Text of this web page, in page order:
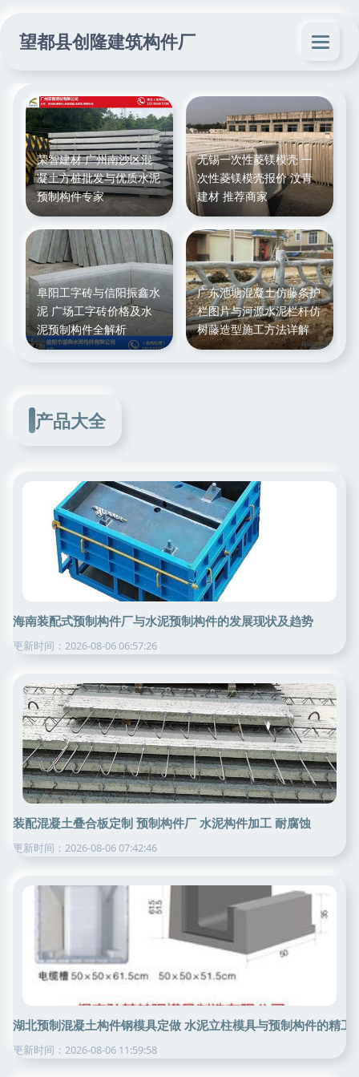
望都县创隆建筑构件厂
荣智建材 广州南沙区混
凝土方桩批发与优质水泥
预制构件专家
无锡一次性菱镁模壳 一
次性菱镁模壳报价 汶青
建材 推荐商家
阜阳工字砖与信阳振鑫水
泥 广场工字砖价格及水
泥预制构件全解析
广东池塘混凝土仿藤条护
栏图片与河源水泥栏杆仿
树藤造型施工方法详解
产品大全
海南装配式预制构件厂与水泥预制构件的发展现状及趋势
更新时间：2026-08-06 06:57:26
装配混凝土叠合板定制 预制构件厂 水泥构件加工 耐腐蚀
更新时间：2026-08-06 07:42:46
湖北预制混凝土构件钢模具定做 水泥立柱模具与预制构件的精工
更新时间：2026-08-06 11:59:58